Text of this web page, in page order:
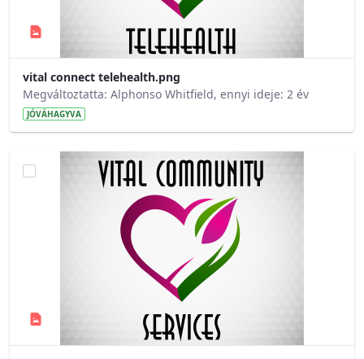
vital connect telehealth.png
Megváltoztatta: Alphonso Whitfield, ennyi ideje: 2 év
JÓVÁHAGYVA